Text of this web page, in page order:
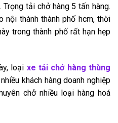
. Trọng tải chở hàng 5 tấn hàng.
nội thành thành phố hcm, thời
trong thành phố rất hạn hẹp
loại xe tải chở hàng thùng
khách hàng doanh nghiệp
chở nhiều loại hàng hoá